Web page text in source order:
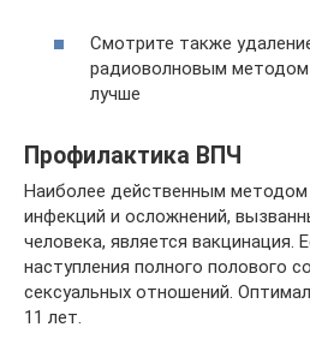
Смотрите также
радиоволновым
лучше
Профилактика ВПЧ
Наиболее действенным методом
инфекций и осложнений,
человека, является вакцинация.
наступления полного полового
сексуальных отношений.
11 лет.